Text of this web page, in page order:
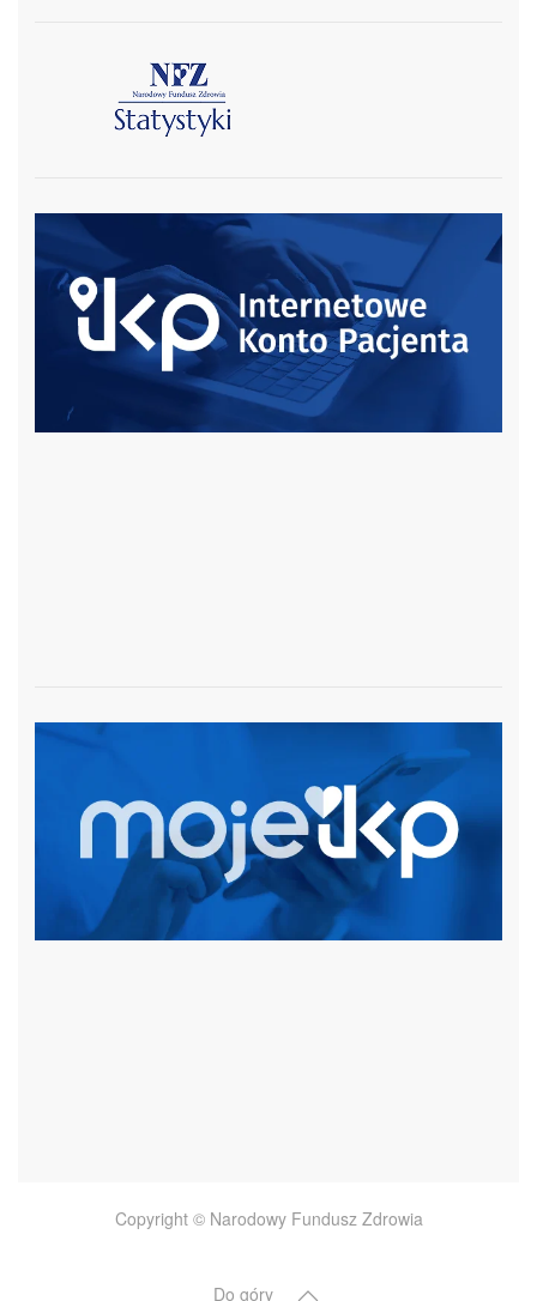
czytaj więcej
czytaj więcej
czytaj więcej
Copyright © Narodowy Fundusz Zdrowia
Do góry